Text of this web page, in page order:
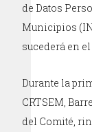
de Datos
Municipios
sucederá en el
Durante la
CRTSEM,
del Comité,